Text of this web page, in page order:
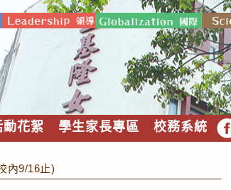
動花絮 學生家長專區 校務系統 FB
內9/16止)